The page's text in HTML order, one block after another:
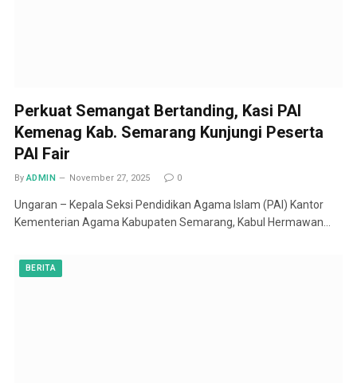
Perkuat Semangat Bertanding, Kasi PAI
Kemenag Kab. Semarang Kunjungi Peserta
PAI Fair
By ADMIN November 27, 2025 0
Ungaran – Kepala Seksi Pendidikan Agama Islam (PAI) Kantor
Kementerian Agama Kabupaten Semarang, Kabul Hermawan…
BERITA